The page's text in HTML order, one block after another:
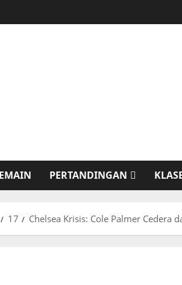
PERTANDINGAN
17 Chelsea Krisis: Cole Palmer Cedera